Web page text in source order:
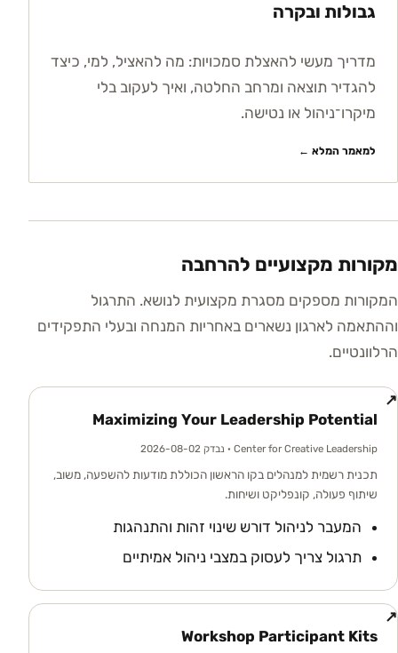
גבולות ובקרה
מדריך מעשי להאצלת סמכויות: מה להאציל, למי, כיצד
להגדיר תוצאה ומרחב החלטה, ואיך לעקוב בלי
מיקרו־ניהול או נטישה.
למאמר המלא ←
מקורות מקצועיים להרחבה
המקורות מספקים מסגרת מקצועית לנושא. התרגול
וההתאמה לארגון נשארים באחריות המנחה ובעלי התפקידים
הרלוונטיים.
Maximizing Your Leadership Potential
Center for Creative Leadership · נבדק 2026-08-02
תכנית רשמית למנהלים בקו הראשון הכוללת מודעות להשפעה, משוב,
שיתוף פעולה, קונפליקט ושיחות.
המעבר לניהול דורש שינוי זהות והתנהגות
תרגול צריך לעסוק במצבי ניהול אמיתיים
↗
Workshop Participant Kits
↗